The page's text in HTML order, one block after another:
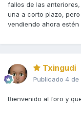
fallos de las
una a corto plazo,
vendiendo ahora estén
Txingudi
Publicado 4 de
Bienvenido al foro y